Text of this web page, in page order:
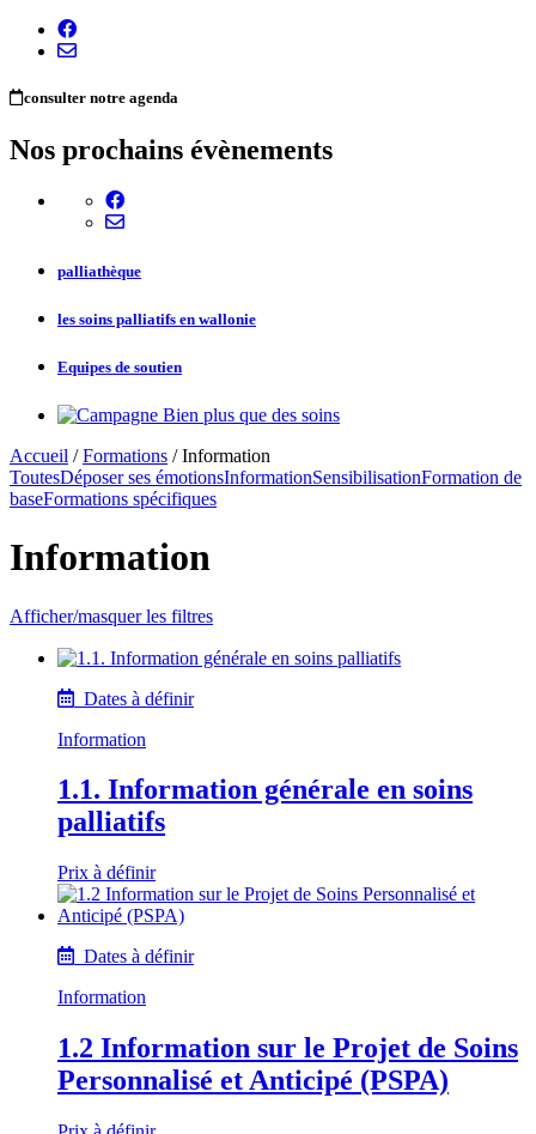
consulter notre agenda
Nos prochains évènements
palliathèque
les soins palliatifs en wallonie
Equipes de soutien
Accueil /Formations / Information
ToutesDéposer ses émotionsInformationSensibilisationFormation de
baseFormations spécifiques
Information
Afficher/masquer les filtres
Filter
Dates à définir
Information
1.1. Information générale en soins
palliatifs
Prix à définir
Dates à définir
Information
1.2 Information sur le Projet de Soins
Personnalisé et Anticipé (PSPA)